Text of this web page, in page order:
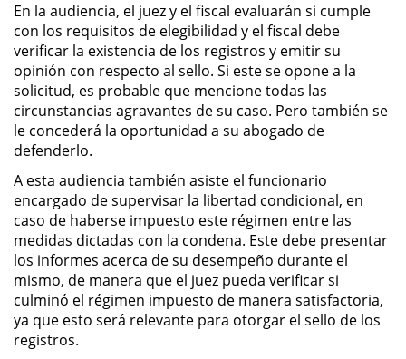
Violación de una Orden de
Restricción
Assault & Battery
Assault on a Public Official
Assault with a Deadly Weapon
Battery On A Peace Officer
Battery with Serious Bodily Injury
Simple Assault
En la audiencia, el juez y el fiscal evaluarán si cumple
con los requisitos de elegibilidad y el fiscal debe
verificar la existencia de los registros y emitir su
opinión con respecto al sello. Si este se opone a la
solicitud, es probable que mencione todas las
circunstancias agravantes de su caso. Pero también se
le concederá la oportunidad a su abogado de
defenderlo.
A esta audiencia también asiste el funcionario
encargado de supervisar la libertad condicional, en
caso de haberse impuesto este régimen entre las
medidas dictadas con la condena. Este debe presentar
los informes acerca de su desempeño durante el
mismo, de manera que el juez pueda verificar si
culminó el régimen impuesto de manera satisfactoria,
ya que esto será relevante para otorgar el sello de los
registros.